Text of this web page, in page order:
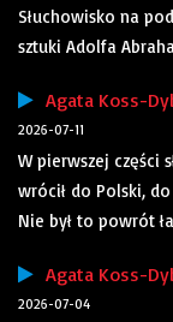
Słuchowisko na
sztuki Adolfa
Agata Koss-
2026-07-11
W pierwszej części
wrócił do Polski,
Nie był to powrót
Agata Koss-
2026-07-04